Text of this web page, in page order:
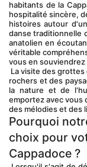
habitants de la
hospitalité sincère,
histoires autour
danse traditionnelle
anatolien en
véritable
vous en
rochers et des
la nature et de
emportez avec vous
des mélodies et des
Pourquoi
choix pour
Cappadoce ?